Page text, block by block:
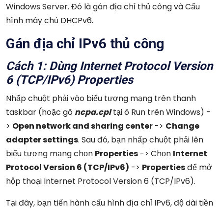
Windows Server. Đó là gán địa chỉ thủ công và Cấu
hình máy chủ DHCPv6.
Gán địa chỉ IPv6 thủ công
Cách 1: Dùng Internet Protocol Version
6 (TCP/IPv6) Properties
Nhấp chuột phải vào biểu tượng mạng trên thanh
taskbar (hoặc gõ ncpa.cpltại ô Run trên Windows) -
> Open network and sharing center -> Change
adapter settings. Sau đó, bạn nhấp chuột phải lên
biểu tượng mạng chọn Properties -> Chọn Internet
Protocol Version 6 (TCP/IPv6) -> Propertiesđể mở
hộp thoại Internet Protocol Version 6 (TCP/IPv6).
Tại đây, bạn tiến hành cấu hình địa chỉ IPv6, độ dài tiền